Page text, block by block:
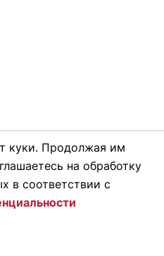
куки. Продолжая им
на обработку
в соответствии с